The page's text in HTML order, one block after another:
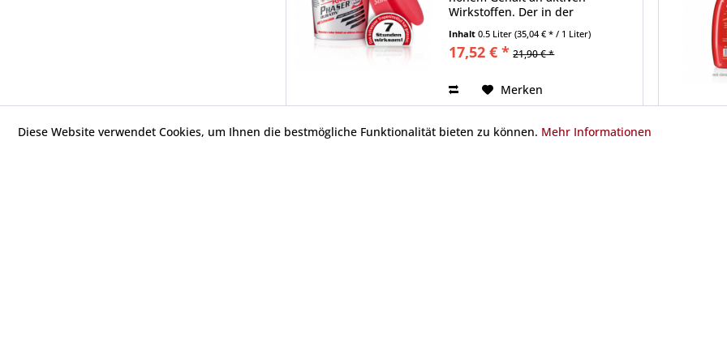
Wirkstoffen. Der in der
Verpackung enthaltende
Schwamm lässt das Gel
besonders einfach an die
Pferdes auftragen, ohne dabei...
Inhalt0.5 Liter(35,04 € * / 1 Liter)
17,52 € * 21,90 € *
Merken
Diese Website verwendet Cookies, um Ihnen die bestmögliche Funktionalität bieten zu können. Mehr Informationen